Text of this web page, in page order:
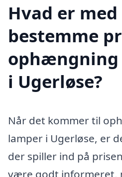
Hvad er
bestemme
ophængning
i Ugerløse?
Når det kommer til
lamper i Ugerløse, er
der spiller ind på
være godt informeret,